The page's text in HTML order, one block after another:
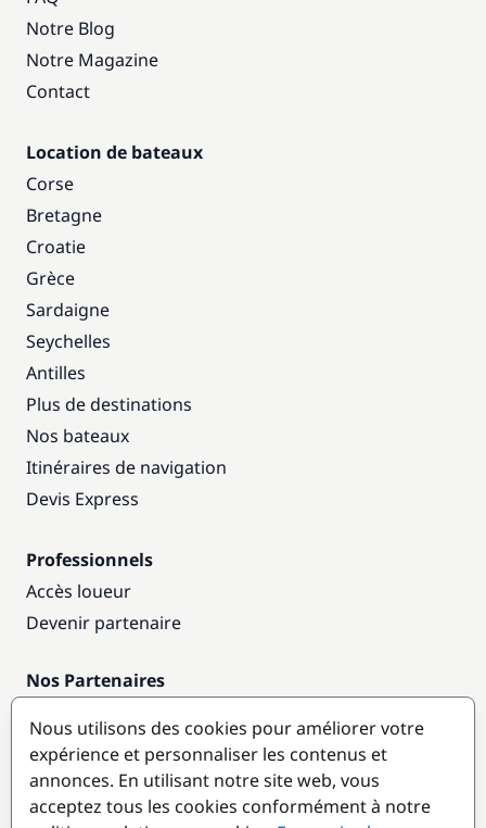
Notre Blog
Notre Magazine
Contact
Location de bateaux
Corse
Bretagne
Croatie
Grèce
Sardaigne
Seychelles
Antilles
Plus de destinations
Nos bateaux
Itinéraires de navigation
Devis Express
Professionnels
Accès loueur
Devenir partenaire
Nos Partenaires
Destinations populaires
Nous utilisons des cookies pour améliorer votre
expérience et personnaliser les contenus et
annonces. En utilisant notre site web, vous
acceptez tous les cookies conformément à notre